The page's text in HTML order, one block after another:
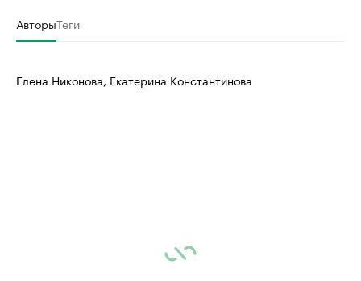
АвторыТеги
Елена Никонова, Екатерина Константинова